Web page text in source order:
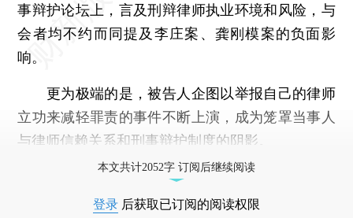
事辩护论坛上，言及刑辩律师执业环境和风险，与
会者均不约而同提及李庄案、龚刚模案的负面影
响。
更为极端的是，被告人企图以举报自己的律师
立功来减轻罪责的事件不断上演，成为笼罩当事人
与律师信赖关系和刑事辩护制度的阴影。
本文共计2052字 订阅后继续阅读
登录 后获取已订阅的阅读权限